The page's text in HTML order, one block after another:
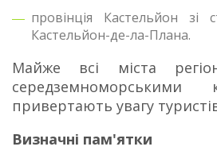
провінція Кастельйон зі
Кастельйон-де-ла-Плана.
Майже всі міста
середземноморськими
привертають увагу
Визначні пам'ятки